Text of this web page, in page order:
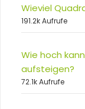
Wieviel
191.2k Aufrufe
Wie hoch
aufsteigen?
72.1k Aufrufe